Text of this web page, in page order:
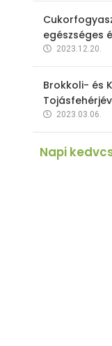
egészséges
2023.12.20.
Brokkoli- és
2023.03.06.
Napi